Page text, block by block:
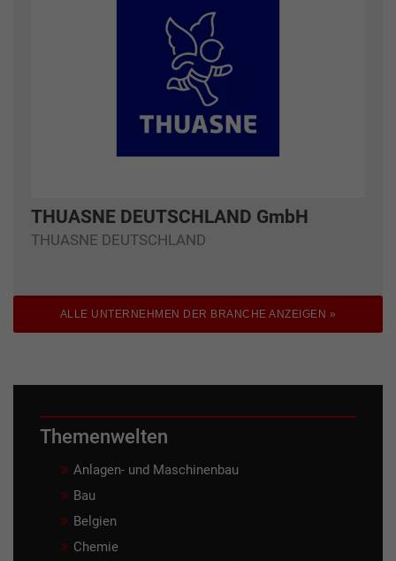
THUASNE DEUTSCHLAND GmbH
THUASNE DEUTSCHLAND
ALLE UNTERNEHMEN DER BRANCHE ANZEIGEN »
Themenwelten
Anlagen- und Maschinenbau
Bau
Belgien
Chemie